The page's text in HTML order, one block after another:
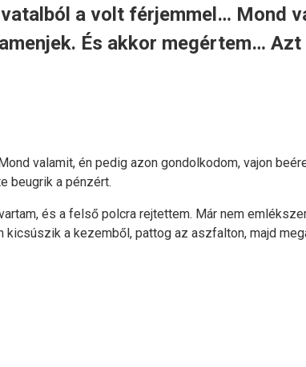
a volt férjemmel… Mond
És akkor megértem…
valamit, én pedig azon gondolkodom, vajon
beugrik a pénzért.
és a felső polcra rejtettem. Már nem
kicsúszik a kezemből, pattog az aszfalton, majd